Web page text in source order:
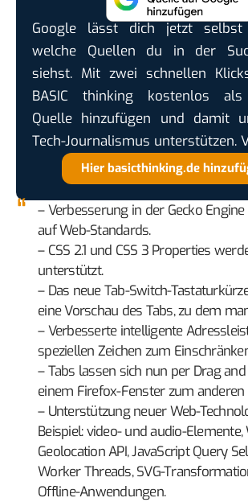
Google lässt dich jetzt selbst
welche Quellen du in der
siehst. Mit zwei schnellen
BASIC thinking kostenlos als
Quelle hinzufügen und damit
Tech-Journalismus unterstützen.
Hier basicthinking.de
– Verbesserung in der Gecko
auf Web-Standards.
– CSS 2.1 und CSS 3 Properties
unterstützt.
– Das neue Tab-Switch-
eine Vorschau des Tabs, zu dem
– Verbesserte intelligente
speziellen Zeichen zum
– Tabs lassen sich nun per Drag
einem Firefox-Fenster zum anderen
– Unterstützung neuer Web-
Beispiel: video- und audio-Elemente,
Geolocation API, JavaScript Query
Worker Threads, SVG-
Offline-Anwendungen.